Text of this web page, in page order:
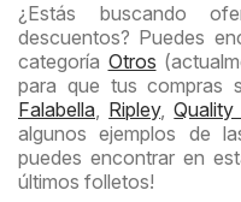
¿Estás buscando
descuentos? Puedes
categoría Otros
para que tus compras
Falabella, Ripley,
algunos ejemplos de
puedes encontrar en
últimos folletos!